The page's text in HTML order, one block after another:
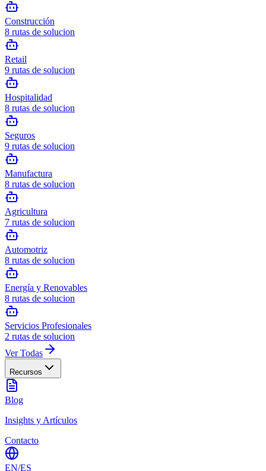
Construcción
8 rutas de solucion
Retail
9 rutas de solucion
Hospitalidad
8 rutas de solucion
Seguros
9 rutas de solucion
Manufactura
8 rutas de solucion
Agricultura
7 rutas de solucion
Automotriz
8 rutas de solucion
Energía y Renovables
8 rutas de solucion
Servicios Profesionales
2 rutas de solucion
Ver Todas
Recursos
Blog
Insights y Artículos
Contacto
EN/ES